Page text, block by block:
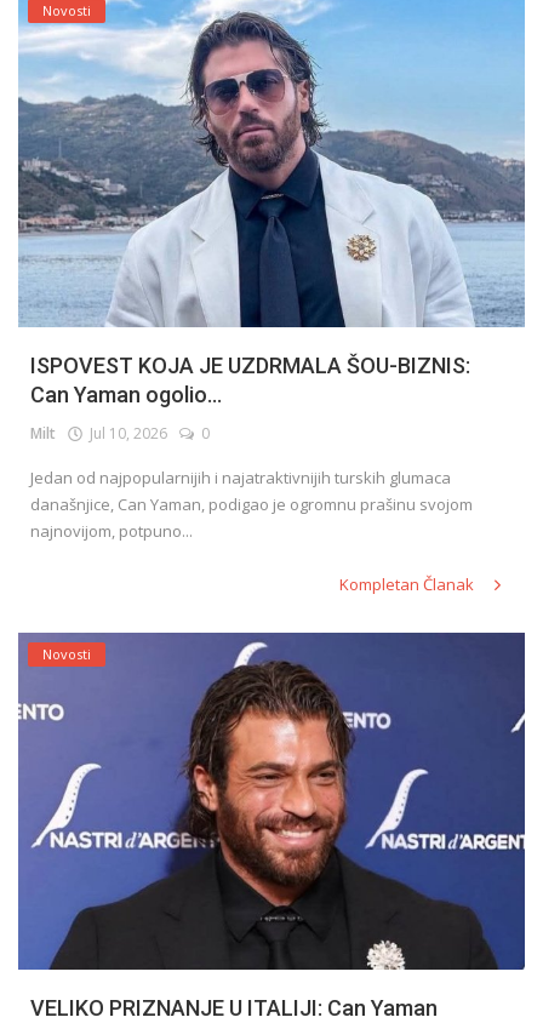
Novosti
ISPOVEST KOJA JE UZDRMALA ŠOU-BIZNIS:
Can Yaman ogolio...
Milt Jul 10, 2026 0
Jedan od najpopularnijih i najatraktivnijih turskih glumaca
današnjice, Can Yaman, podigao je ogromnu prašinu svojom
najnovijom, potpuno...
Kompletan Članak
Novosti
VELIKO PRIZNANJE U ITALIJI: Can Yaman